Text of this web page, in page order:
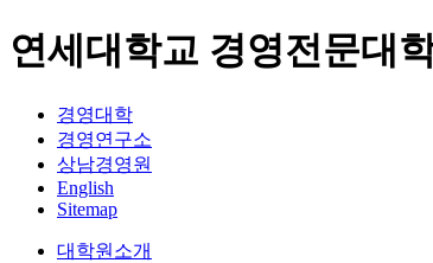
연세대학교 경영전문대
경영대학
경영연구소
상남경영원
English
Sitemap
대학원소개